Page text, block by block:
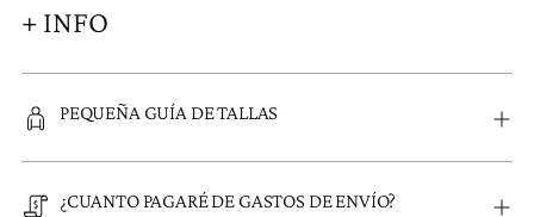
+ INFO
PEQUEÑA GUÍA DE TALLAS
¿CUANTO PAGARÉ DE GASTOS DE ENVÍO?